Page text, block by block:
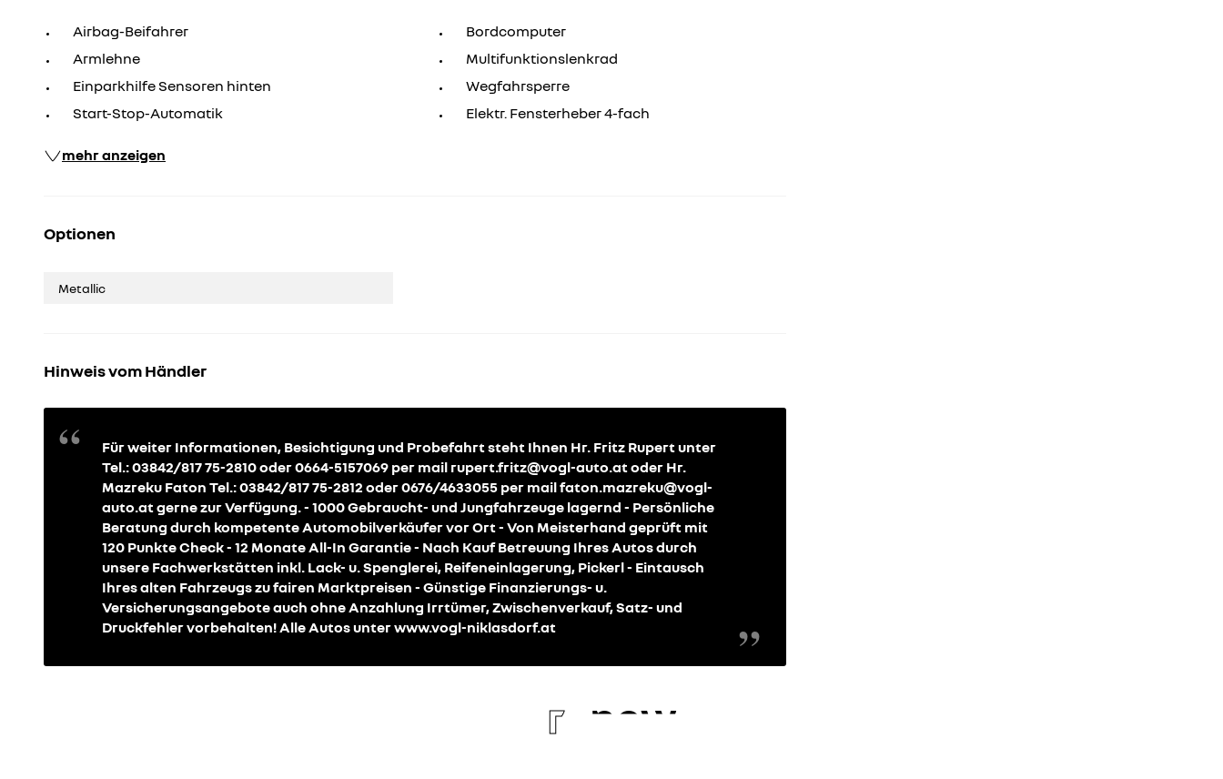
Airbag-Beifahrer
Armlehne
Einparkhilfe Sensoren hinten
Start-Stop-Automatik
Bordcomputer
Multifunktionslenkrad
Wegfahrsperre
Elektr. Fensterheber 4-fach
mehr anzeigen
Optionen
Metallic
Hinweis vom Händler
Für weiter Informationen, Besichtigung und Probefahrt steht Ihnen Hr. Fritz Rupert unter
Tel.: 03842/817 75-2810 oder 0664-5157069 per mail rupert.fritz@vogl-auto.at oder Hr.
Mazreku Faton Tel.: 03842/817 75-2812 oder 0676/4633055 per mail faton.mazreku@vogl-
auto.at gerne zur Verfügung. - 1000 Gebraucht- und Jungfahrzeuge lagernd - Persönliche
Beratung durch kompetente Automobilverkäufer vor Ort - Von Meisterhand geprüft mit
120 Punkte Check - 12 Monate All-In Garantie - Nach Kauf Betreuung Ihres Autos durch
unsere Fachwerkstätten inkl. Lack- u. Spenglerei, Reifeneinlagerung, Pickerl - Eintausch
Ihres alten Fahrzeugs zu fairen Marktpreisen - Günstige Finanzierungs- u.
Versicherungsangebote auch ohne Anzahlung Irrtümer, Zwischenverkauf, Satz- und
Druckfehler vorbehalten! Alle Autos unter www.vogl-niklasdorf.at
re new